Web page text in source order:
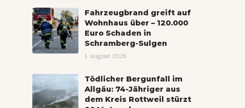
Fahrzeugbrand greift auf
Wohnhaus über – 120.000
Euro Schaden in
Schramberg-Sulgen
1. August 2026
Tödlicher Bergunfall im
Allgäu: 74-Jähriger aus
dem Kreis Rottweil stürzt